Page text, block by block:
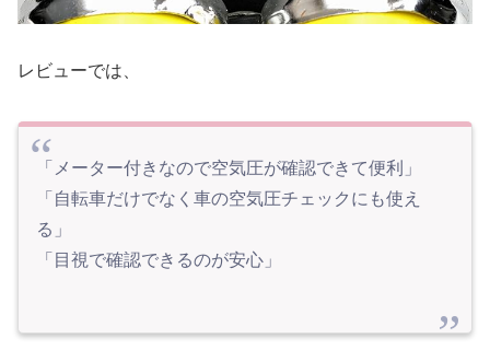
レビューでは、
「メーター付きなので空気圧が確認できて便利」
「自転車だけでなく車の空気圧チェックにも使え
る」
「目視で確認できるのが安心」